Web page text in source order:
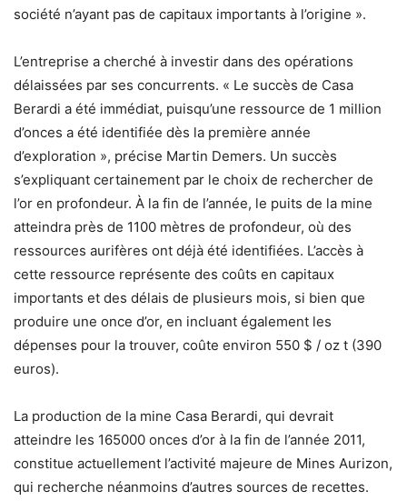
société n’ayant pas de capitaux importants à l’origine ».
L’entreprise a cherché à investir dans des opérations
délaissées par ses concurrents. « Le succès de Casa
Berardi a été immédiat, puisqu’une ressource de 1 million
d’onces a été identifiée dès la première année
d’exploration », précise Martin Demers. Un succès
s’expliquant certainement par le choix de rechercher de
l’or en profondeur. À la fin de l’année, le puits de la mine
atteindra près de 1100 mètres de profondeur, où des
ressources aurifères ont déjà été identifiées. L’accès à
cette ressource représente des coûts en capitaux
importants et des délais de plusieurs mois, si bien que
produire une once d’or, en incluant également les
dépenses pour la trouver, coûte environ 550 $ / oz t (390
euros).
La production de la mine Casa Berardi, qui devrait
atteindre les 165000 onces d’or à la fin de l’année 2011,
constitue actuellement l’activité majeure de Mines Aurizon,
qui recherche néanmoins d’autres sources de recettes.